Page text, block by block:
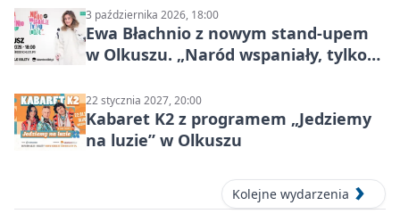
3 października 2026, 18:00
Ewa Błachnio z nowym stand-upem
w Olkuszu. „Naród wspaniały, tylko
22 stycznia 2027, 20:00
Kabaret K2 z programem „Jedziemy
na luzie” w Olkuszu
Kolejne wydarzenia